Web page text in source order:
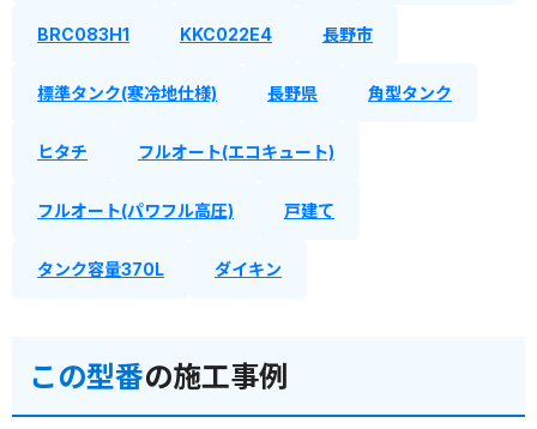
BRC083H1 KKC022E4 長野市
標準タンク(寒冷地仕様) 長野県 角型タンク
ヒタチ フルオート(エコキュート)
フルオート(パワフル高圧) 戸建て
タンク容量370L ダイキン
この型番の施工事例